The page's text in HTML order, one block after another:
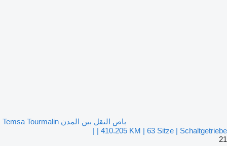
باص النقل بين المدن Temsa Tourmalin
| 410.205 KM | 63 Sitze | Schaltgetriebe |
21